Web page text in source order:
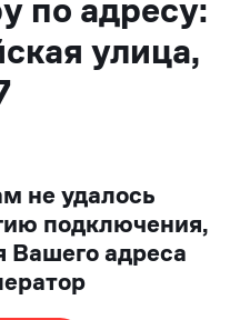
по адресу:
улица,
не удалось
подключения,
адреса